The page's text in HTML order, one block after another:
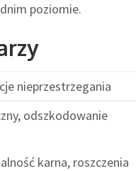
poziomie.
nieprzestrzegania
odszkodowanie
karna, roszczenia